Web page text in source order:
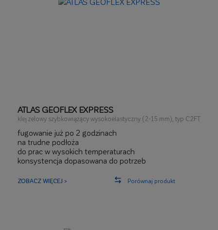
ATLAS GEOFLEX EXPRESS
klej żelowy szybkowiążący wysokoelastyczny (2-15 mm), typ C2FT
fugowanie już po 2 godzinach
na trudne podłoża
do prac w wysokich temperaturach
konsystencja dopasowana do potrzeb
ZOBACZ WIĘCEJ > Porównaj produkt